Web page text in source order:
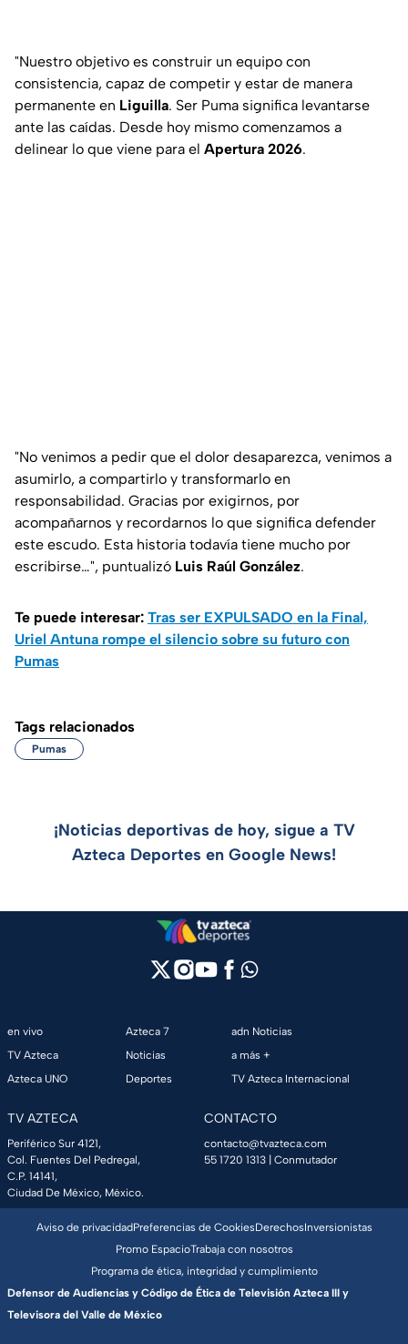
"Nuestro objetivo es construir un equipo con
consistencia, capaz de competir y estar de manera
permanente en Liguilla. Ser Puma significa levantarse
ante las caídas. Desde hoy mismo comenzamos a
delinear lo que viene para el Apertura 2026.
"No venimos a pedir que el dolor desaparezca, venimos a
asumirlo, a compartirlo y transformarlo en
responsabilidad. Gracias por exigirnos, por
acompañarnos y recordarnos lo que significa defender
este escudo. Esta historia todavía tiene mucho por
escribirse…", puntualizó Luis Raúl González.
Te puede interesar: Tras ser EXPULSADO en la Final,
Uriel Antuna rompe el silencio sobre su futuro con
Pumas
Tags relacionados
Pumas
¡Noticias deportivas de hoy, sigue a TV
Azteca Deportes en Google News!
en vivo
TV Azteca
Azteca UNO
Azteca 7
Noticias
Deportes
adn Noticias
a más +
TV Azteca Internacional
TV AZTECA
Periférico Sur 4121,
Col. Fuentes Del Pedregal,
C.P. 14141,
Ciudad De México, México.
CONTACTO
contacto@tvazteca.com
55 1720 1313 | Conmutador
Aviso de privacidadPreferencias de CookiesDerechosInversionistas
Promo EspacioTrabaja con nosotros
Programa de ética, integridad y cumplimiento
Defensor de Audiencias y Código de Ética de Televisión Azteca III y
Televisora del Valle de México